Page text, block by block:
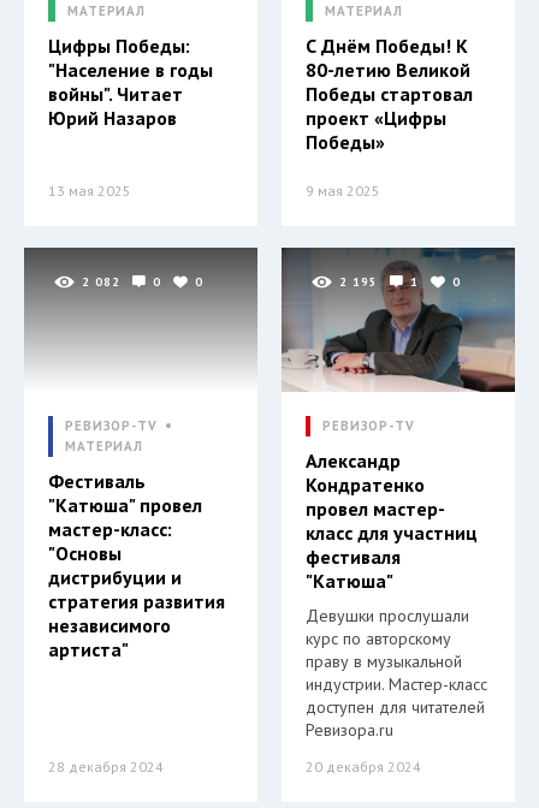
МАТЕРИАЛ
Цифры Победы:
"Население в годы
войны". Читает
Юрий Назаров
13 мая 2025
МАТЕРИАЛ
С Днём Победы! К
80-летию Великой
Победы стартовал
проект «Цифры
Победы»
9 мая 2025
2 082 0 0
РЕВИЗОР-TV
МАТЕРИАЛ
Фестиваль
"Катюша" провел
мастер-класс:
"Основы
дистрибуции и
стратегия развития
независимого
артиста"
28 декабря 2024
2 195 1 0
РЕВИЗОР-TV
Александр
Кондратенко
провел мастер-
класс для участниц
фестиваля
"Катюша"
Девушки прослушали
курс по авторскому
праву в музыкальной
индустрии. Мастер-класс
доступен для читателей
Ревизора.ru
20 декабря 2024